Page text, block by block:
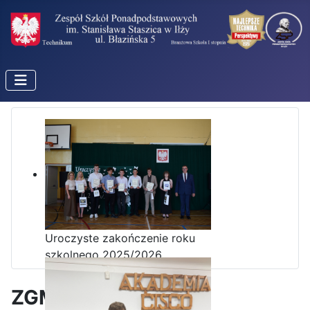
Uroczyste zakończenie roku
szkolnego 2025/2026
ZGM „Zębiec” S.A.